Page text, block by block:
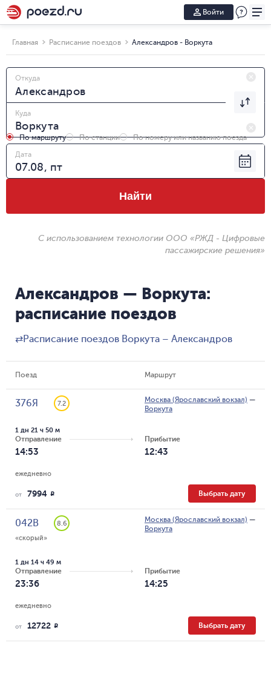
Войти
Главная Расписание поездов Александров - Воркута
Откуда
Куда
По маршруту По станции
По номеру или названию поезда
Дата
Найти
С использованием технологии ООО «РЖД - Цифровые
пассажирские решения»
Александров — Воркута:
расписание поездов
⇄Расписание поездов Воркута – Александров
Поезд Маршрут
376Я 7.2 Москва (Ярославский вокзал) —
Воркута
Отправление
14:53
1 дн 21 ч 50 м
Прибытие
12:43
ежедневно
от 7994 R Выбрать дату
042В
8.6
«скорый»
Москва (Ярославский вокзал) —
Воркута
Отправление
23:36
1 дн 14 ч 49 м
Прибытие
14:25
ежедневно
от 12722 R Выбрать дату